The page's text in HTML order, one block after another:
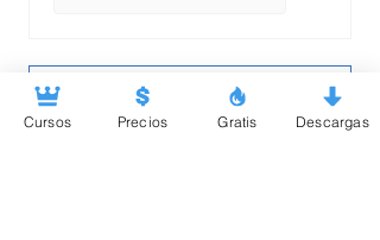
Mostrar más
Cursos Precios Gratis Descargas